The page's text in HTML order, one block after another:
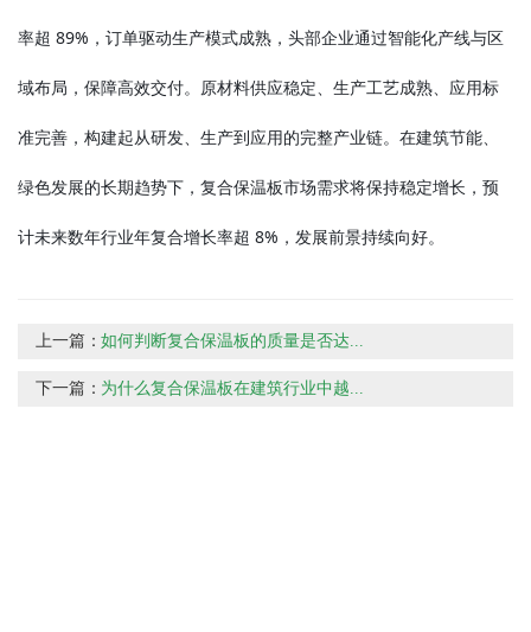
率超 89%，订单驱动生产模式成熟，头部企业通过智能化产线与区
域布局，保障高效交付。原材料供应稳定、生产工艺成熟、应用标
准完善，构建起从研发、生产到应用的完整产业链。在建筑节能、
绿色发展的长期趋势下，复合保温板市场需求将保持稳定增长，预
计未来数年行业年复合增长率超 8%，发展前景持续向好。
上一篇：如何判断复合保温板的质量是否达...
下一篇： 为什么复合保温板在建筑行业中越...